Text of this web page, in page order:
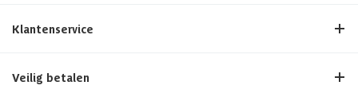
Klantenservice
Veilig betalen